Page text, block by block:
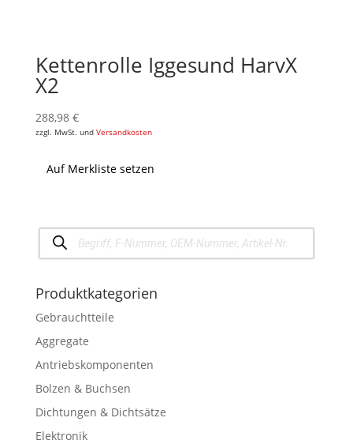
Kettenrolle Iggesund HarvX
X2
288,98 €
zzgl. MwSt. und Versandkosten
Auf Merkliste setzen
Products
search
Produktkategorien
Gebrauchtteile
Aggregate
Antriebskomponenten
Bolzen & Buchsen
Dichtungen & Dichtsätze
Elektronik